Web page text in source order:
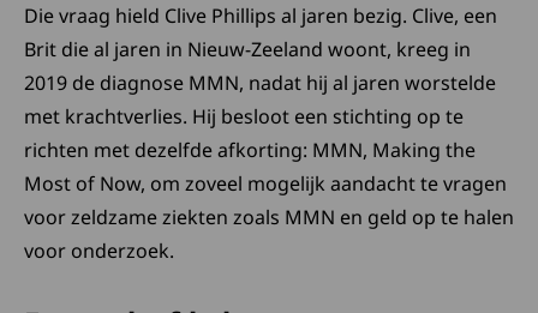
Die vraag hield Clive Phillips al jaren bezig. Clive, een
Brit die al jaren in Nieuw-Zeeland woont, kreeg in
2019 de diagnose MMN, nadat hij al jaren worstelde
met krachtverlies. Hij besloot een stichting op te
richten met dezelfde afkorting: MMN, Making the
Most of Now, om zoveel mogelijk aandacht te vragen
voor zeldzame ziekten zoals MMN en geld op te halen
voor onderzoek.